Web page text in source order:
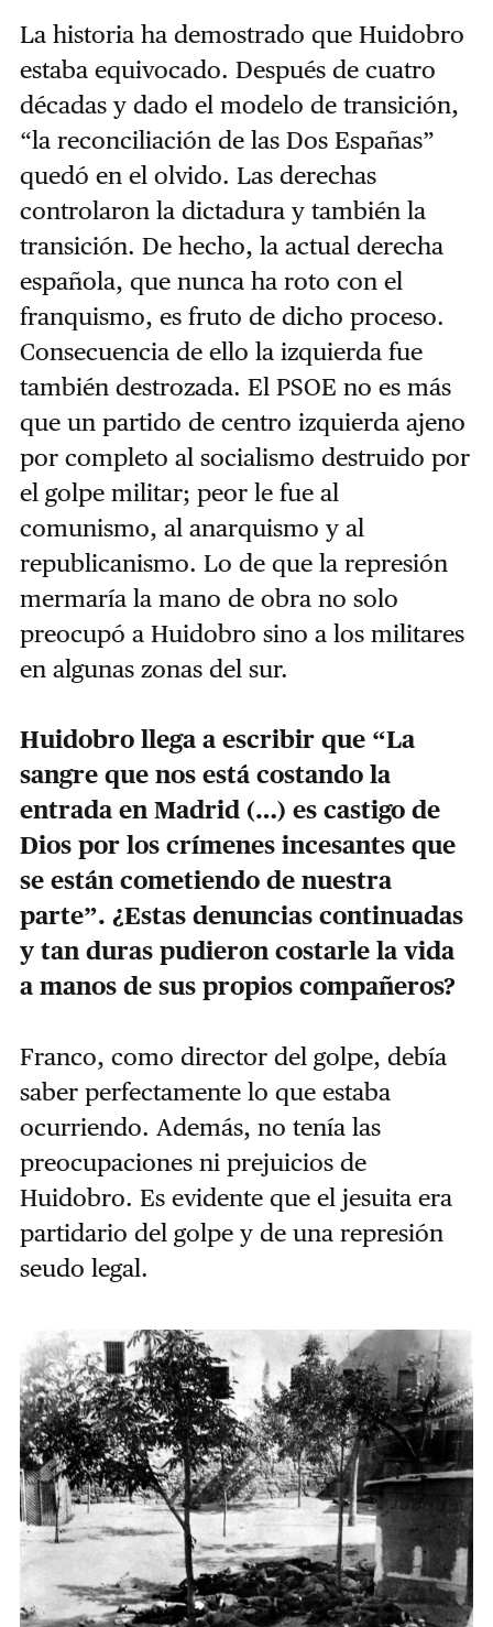
La historia ha demostrado que Huidobro
estaba equivocado. Después de cuatro
décadas y dado el modelo de transición,
“la reconciliación de las Dos Españas”
quedó en el olvido. Las derechas
controlaron la dictadura y también la
transición. De hecho, la actual derecha
española, que nunca ha roto con el
franquismo, es fruto de dicho proceso.
Consecuencia de ello la izquierda fue
también destrozada. El PSOE no es más
que un partido de centro izquierda ajeno
por completo al socialismo destruido por
el golpe militar; peor le fue al
comunismo, al anarquismo y al
republicanismo. Lo de que la represión
mermaría la mano de obra no solo
preocupó a Huidobro sino a los militares
en algunas zonas del sur.
Huidobro llega a escribir que “La
sangre que nos está costando la
entrada en Madrid (…) es castigo de
Dios por los crímenes incesantes que
se están cometiendo de nuestra
parte”. ¿Estas denuncias continuadas
y tan duras pudieron costarle la vida
a manos de sus propios compañeros?
Franco, como director del golpe, debía
saber perfectamente lo que estaba
ocurriendo. Además, no tenía las
preocupaciones ni prejuicios de
Huidobro. Es evidente que el jesuita era
partidario del golpe y de una represión
seudo legal.